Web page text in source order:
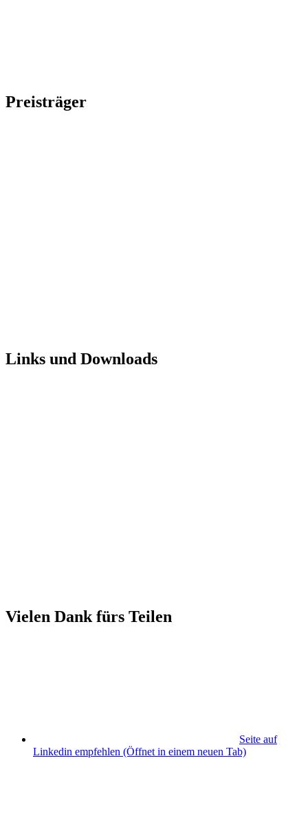
Preisträger
Links und Downloads
Vielen Dank fürs Teilen
Seite auf
Linkedin empfehlen (Öffnet in einem neuen Tab)